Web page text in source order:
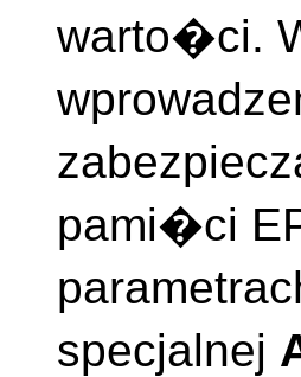
warto�ci.
pami�ci
specjalnej